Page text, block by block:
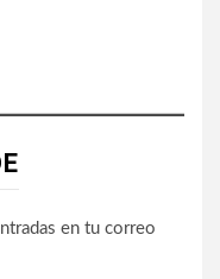
en tu correo